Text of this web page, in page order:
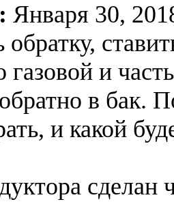
Января 30,
обратку,
газовой и
в бак.
и какой
сделан